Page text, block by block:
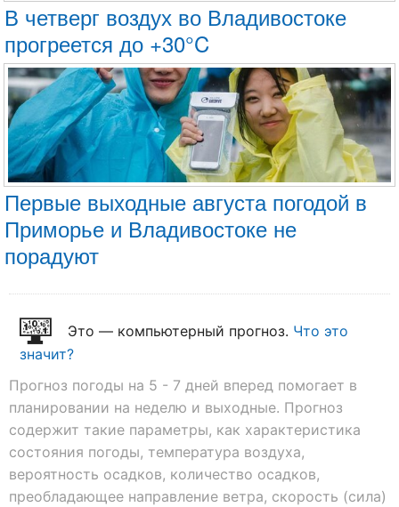
В четверг воздух во Владивостоке
прогреется до +30°C
Первые выходные августа погодой в
Приморье и Владивостоке не
порадуют
Это — компьютерный прогноз. Что это
значит?
Прогноз погоды на 5 - 7 дней вперед помогает в
планировании на неделю и выходные. Прогноз
содержит такие параметры, как характеристика
состояния погоды, температура воздуха,
вероятность осадков, количество осадков,
преобладающее направление ветра, скорость (сила)